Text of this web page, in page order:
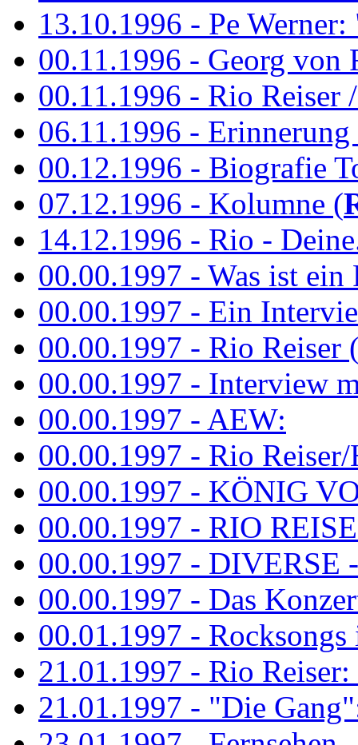
13.10.1996 - Pe
00.11.1996 - Georg von
00.11.1996 - Rio Reiser
06.11.1996 -
00.12.1996 - Biografie
07.12.1996 - Kolumne (
14.12.1996 - Rio -
00.00.1997 - Was ist ein
00.00.1997 - Ein
00.00.1997 - Rio Reiser
00.00.1997 - Interview
00.00.1997 - AEW:
00.00.1997 - Rio Reiser/
00.00.1997 - KÖNIG
00.00.1997 - RIO
00.00.1997 - DIVERSE
00.00.1997 - Das
00.01.1997 -
21.01.1997 - Rio
21.01.1997 - "Die